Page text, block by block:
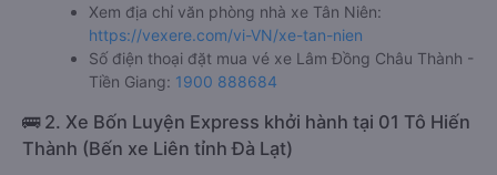
Xem địa chỉ văn phòng nhà xe Tân Niên:
https://vexere.com/vi-VN/xe-tan-nien
Số điện thoại đặt mua vé xe Lâm Đồng Châu Thành -
Tiền Giang: 1900 888684
🚌 2. Xe Bốn Luyện Express khởi hành tại 01 Tô Hiến
Thành (Bến xe Liên tỉnh Đà Lạt)